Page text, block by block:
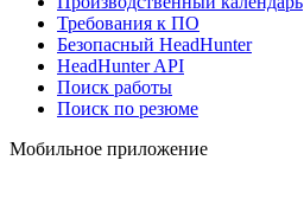
Требования к ПО
Безопасный HeadHunter
HeadHunter API
Поиск работы
Поиск по резюме
Мобильное приложение